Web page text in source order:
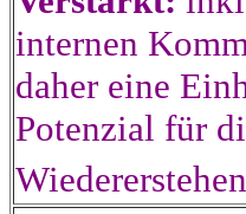
internen
daher eine
Potenzial für